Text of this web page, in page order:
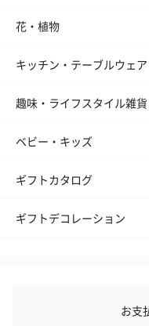
花・植物
キッチン・テーブルウェア
趣味・ライフスタイル雑貨
ベビー・キッズ
ギフトカタログ
ギフトデコレーション
お支